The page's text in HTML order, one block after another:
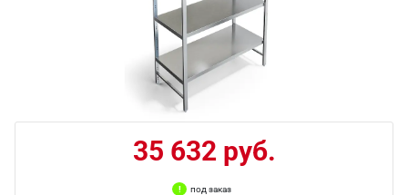
35 632 руб.
под заказ